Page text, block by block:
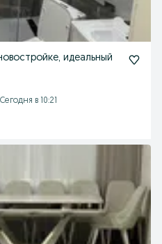
идеальный
Сегодня в 10:21